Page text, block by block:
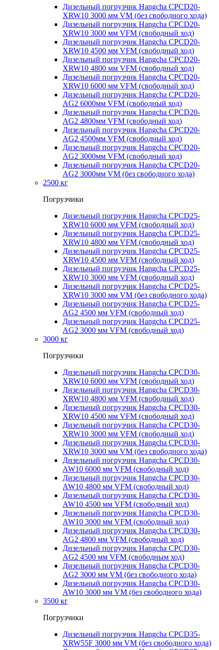
Дизельный погрузчик Hangcha CPCD20-
XRW10 3000 мм VM (без свободного хода)
Дизельный погрузчик Hangcha CPCD20-
XRW10 3000 мм VFM (свободный ход)
Дизельный погрузчик Hangcha CPCD20-
XRW10 4500 мм VFM (свободный ход)
Дизельный погрузчик Hangcha CPCD20-
XRW10 4800 мм VFM (свободный ход)
Дизельный погрузчик Hangcha CPCD20-
XRW10 6000 мм VFM (свободный ход)
Дизельный погрузчик Hangcha CPCD20-
AG2 6000мм VFM (свободный ход)
Дизельный погрузчик Hangcha CPCD20-
AG2 4800мм VFM (свободный ход)
Дизельный погрузчик Hangcha CPCD20-
AG2 4500мм VFM (свободный ход)
Дизельный погрузчик Hangcha CPCD20-
AG2 3000мм VFM (свободный ход)
Дизельный погрузчик Hangcha CPCD20-
AG2 3000мм VM (без свободного хода)
2500 кг
Погрузчики
Дизельный погрузчик Hangcha CPCD25-
XRW10 6000 мм VFM (свободный ход)
Дизельный погрузчик Hangcha CPCD25-
XRW10 4800 мм VFM (свободный ход)
Дизельный погрузчик Hangcha CPCD25-
XRW10 4500 мм VFM (свободный ход)
Дизельный погрузчик Hangcha CPCD25-
XRW10 3000 мм VFM (свободный ход)
Дизельный погрузчик Hangcha CPCD25-
XRW10 3000 мм VM (без свободного хода)
Дизельный погрузчик Hangcha CPCD25-
AG2 4500 мм VFM (свободный ход)
Дизельный погрузчик Hangcha CPCD25-
AG2 3000 мм VFM (свободный ход)
3000 кг
Погрузчики
Дизельный погрузчик Hangcha CPCD30-
XRW10 6000 мм VFM (свободный ход)
Дизельный погрузчик Hangcha CPCD30-
XRW10 4800 мм VFM (свободный ход)
Дизельный погрузчик Hangcha CPCD30-
XRW10 4500 мм VFM (свободный ход)
Дизельный погрузчик Hangcha CPCD30-
XRW10 3000 мм VFM (свободный ход)
Дизельный погрузчик Hangcha CPCD30-
XRW10 3000 мм VM (без свободного хода)
Дизельный погрузчик Hangcha CPCD30-
AW10 6000 мм VFM (свободный ход)
Дизельный погрузчик Hangcha CPCD30-
AW10 4800 мм VFM (свободный ход)
Дизельный погрузчик Hangcha CPCD30-
AW10 4500 мм VFM (свободный ход)
Дизельный погрузчик Hangcha CPCD30-
AW10 3000 мм VFM (свободный ход)
Дизельный погрузчик Hangcha CPCD30-
AG2 4800 мм VFM (свободный ход)
Дизельный погрузчик Hangcha CPCD30-
AG2 4500 мм VFM (свободным ход)
Дизельный погрузчик Hangcha CPCD30-
AG2 3000 мм VM (без свободного хода)
Дизельный погрузчик Hangcha CPCD30-
AW10 3000 мм VM (без свободного хода)
3500 кг
Погрузчики
Дизельный погрузчик Hangcha CPCD35-
XRW55F 3000 мм VM (без свободного хода)